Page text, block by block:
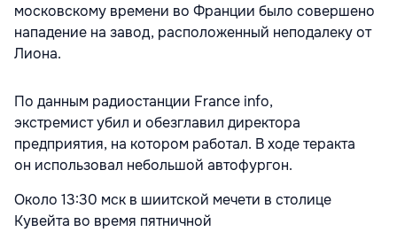
московскому времени во Франции было совершено
нападение на завод, расположенный неподалеку от
Лиона.
По данным радиостанции France info,
экстремист убил и обезглавил директора
предприятия, на котором работал. В ходе теракта
он использовал небольшой автофургон.
Около 13:30 мск в шиитской мечети в столице
Кувейта во время пятничной